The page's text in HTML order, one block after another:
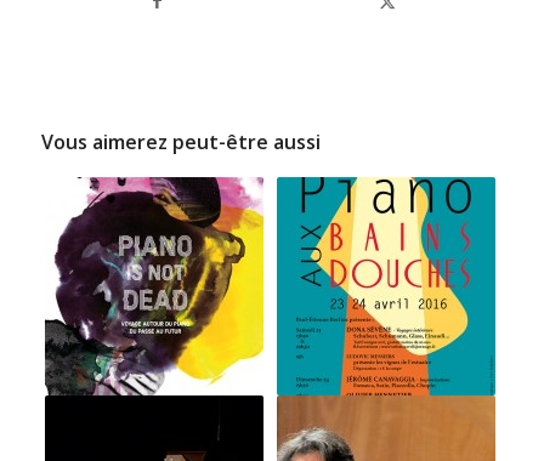
Vous aimerez peut-être aussi